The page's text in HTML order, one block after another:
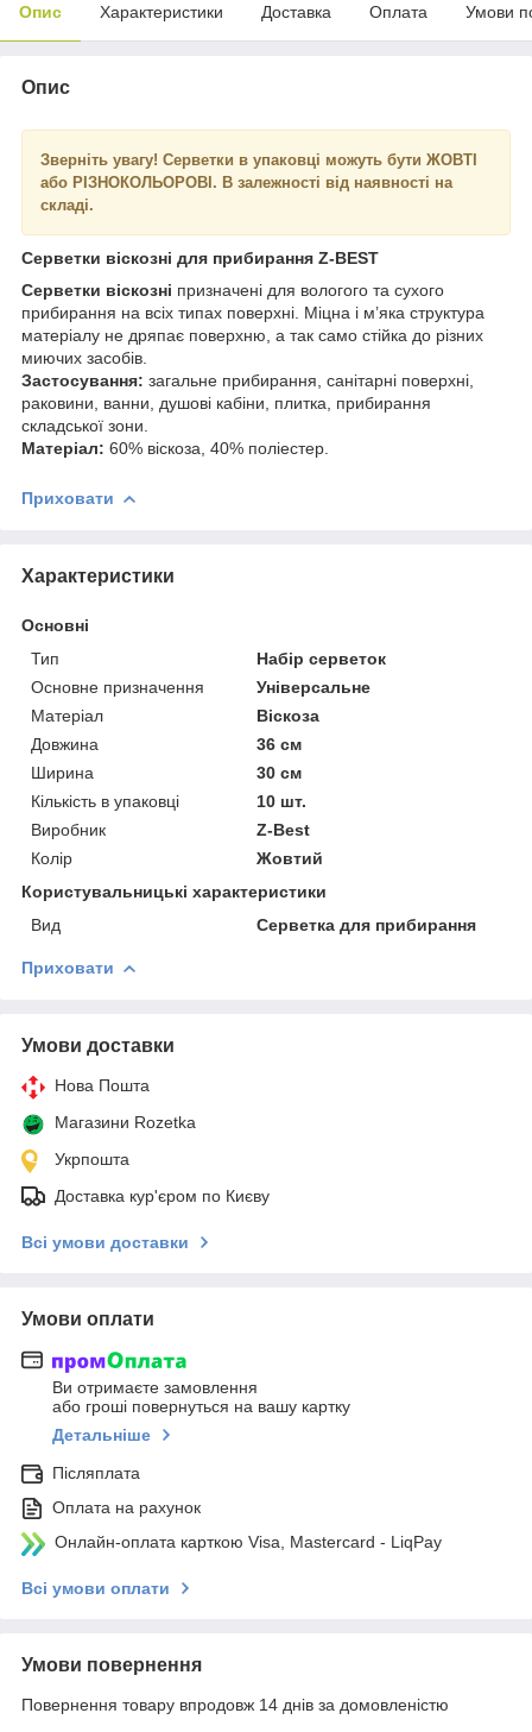
Опис Характеристики Доставка Оплата Умови
Опис
Зверніть увагу! Серветки в упаковці можуть бути ЖОВТІ
або РІЗНОКОЛЬОРОВІ. В залежності від наявності на
складі.
Серветки віскозні для прибирання Z-BEST
Серветки віскозні призначені для вологого та сухого
прибирання на всіх типах поверхні. Міцна і м’яка структура
матеріалу не дряпає поверхню, а так само стійка до різних
миючих засобів.
Застосування: загальне прибирання, санітарні поверхні,
раковини, ванни, душові кабіни, плитка, прибирання
складської зони.
Матеріал: 60% віскоза, 40% поліестер.
Приховати
Характеристики
Основні
Тип
Набір серветок
Основне призначення
Універсальне
Матеріал
Віскоза
Довжина
36 см
Ширина
30 см
Кількість в упаковці
10 шт.
Виробник
Z-Best
Колір
Жовтий
Користувальницькі характеристики
Вид
Серветка для прибирання
Приховати
Умови доставки
Нова Пошта
Магазини Rozetka
Укрпошта
Доставка кур'єром по Києву
Всі умови доставки
Умови оплати
Ви отримаєте замовлення
або гроші повернуться на вашу картку
Детальніше
Післяплата
Оплата на рахунок
Онлайн-оплата карткою Visa, Mastercard - LiqPay
Всі умови оплати
Умови повернення
Повернення товару впродовж 14 днів за домовленістю